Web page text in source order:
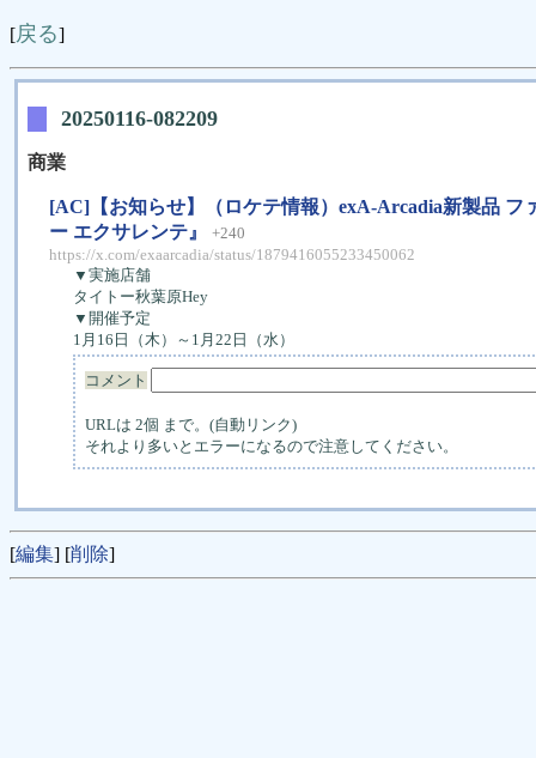
[戻る]
20250116-082209
商業
[AC]【お知らせ】（ロケテ情報）exA-Arcadia新製品
ー エクサレンテ』
+240
https://x.com/exaarcadia/status/1879416055233450062
▼実施店舗
タイトー秋葉原Hey
▼開催予定
1月16日（木）～1月22日（水）
コメント
URLは 2個 まで。(自動リンク)
それより多いとエラーになるので注意してください。
[編集] [削除]